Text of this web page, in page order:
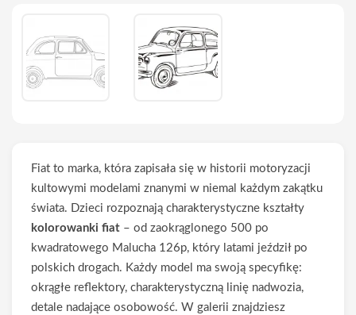
Fiat to marka, która zapisała się w historii motoryzacji
kultowymi modelami znanymi w niemal każdym zakątku
świata. Dzieci rozpoznają charakterystyczne kształty
kolorowanki fiat – od zaokrąglonego 500 po
kwadratowego Malucha 126p, który latami jeździł po
polskich drogach. Każdy model ma swoją specyfikę:
okrągłe reflektory, charakterystyczną linię nadwozia,
detale nadające osobowość. W galerii znajdziesz